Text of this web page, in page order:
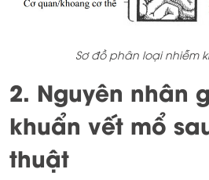
Sơ đồ phân loại nhiễm
2. Nguyên nhân
khuẩn vết mổ
thuật